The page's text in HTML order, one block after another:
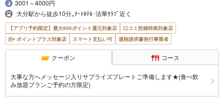
3001～4000円
大分駅から徒歩10分｡ｱｰﾄﾎﾃﾙ･法華ｸﾗﾌﾞ近く
【アプリ予約限定】最大800ポイント還元対象店
口コミ投稿特典対象店
ポイントプラス対象店
スマート支払い可 適格請求書発行事業者
クーポン コース
大事な方へメッセージ入りサプライズプレートご準備します★(食べ飲
み放題プランご予約の方限定)